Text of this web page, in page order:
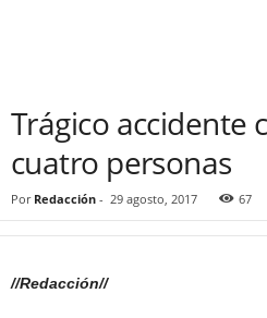
Trágico accidente
cuatro personas
Por Redacción - 29 agosto, 2017 67
//Redacción//